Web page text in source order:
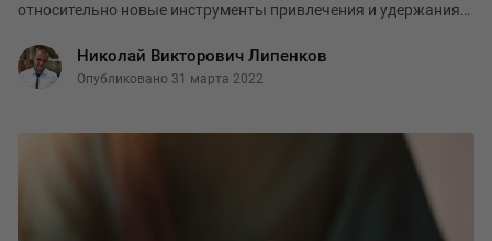
относительно новые инструменты привлечения и удержания
это не полноценная игра, а только игро
Николай Викторович Липенков
Опубликовано 31 марта 2022